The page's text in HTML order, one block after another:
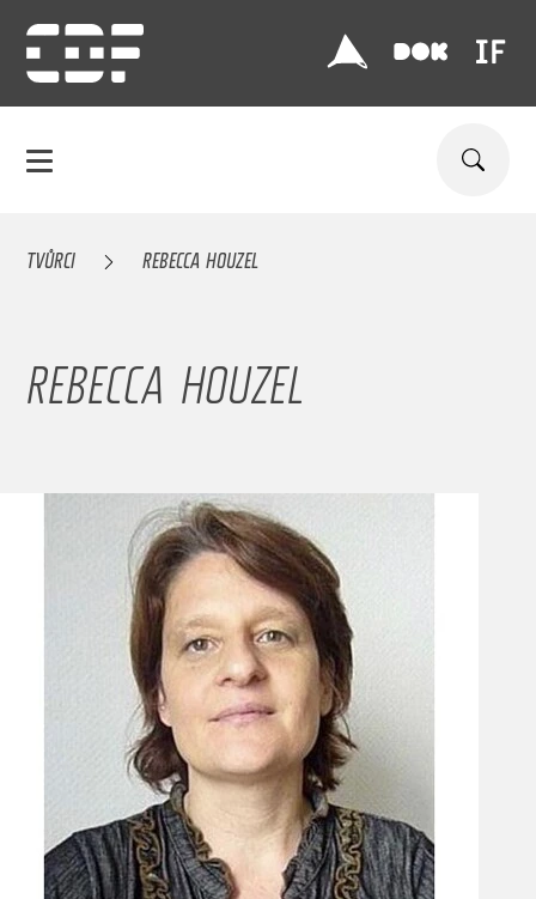
TVŮRCI REBECCA HOUZEL
REBECCA HOUZEL